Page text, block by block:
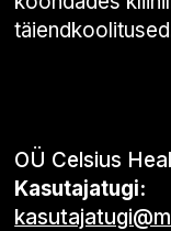
OÜ Celsius
Kasutajatugi: